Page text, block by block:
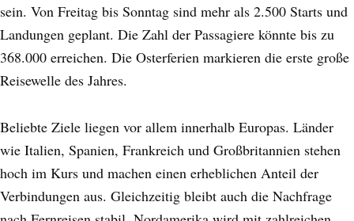
sein. Von Freitag bis Sonntag sind mehr als 2.500 Starts und
Landungen geplant. Die Zahl der Passagiere könnte bis zu
368.000 erreichen. Die Osterferien markieren die erste große
Reisewelle des Jahres.
Beliebte Ziele liegen vor allem innerhalb Europas. Länder
wie Italien, Spanien, Frankreich und Großbritannien stehen
hoch im Kurs und machen einen erheblichen Anteil der
Verbindungen aus. Gleichzeitig bleibt auch die Nachfrage